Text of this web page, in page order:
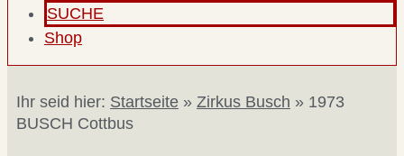
SUCHE
Shop
Ihr seid hier: Startseite » Zirkus Busch » 1973
BUSCH Cottbus